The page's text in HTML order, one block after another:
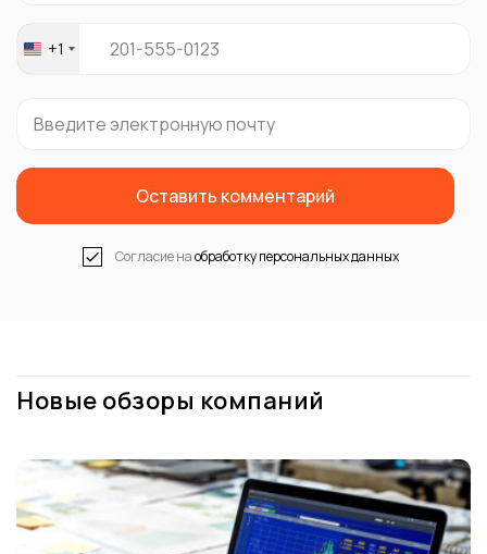
United
+1
Оставить комментарий
Согласие наобработку персональных данных
Новые обзоры компаний